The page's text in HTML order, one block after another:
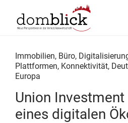
Immobilien, Büro,
Plattformen, Konnektivität,
Europa
Union
eines digitalen